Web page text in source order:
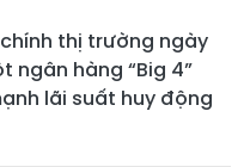
thị trường ngày
ngân hàng “Big 4”
lãi suất huy động